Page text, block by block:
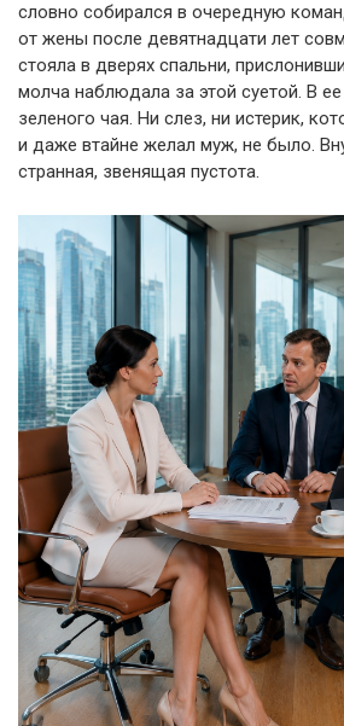
словно собирался в очередную
от жены после девятнадцати лет
стояла в дверях спальни,
молча наблюдала за этой суетой. В
зеленого чая. Ни слез, ни истерик,
и даже втайне желал муж, не было.
странная, звенящая пустота.